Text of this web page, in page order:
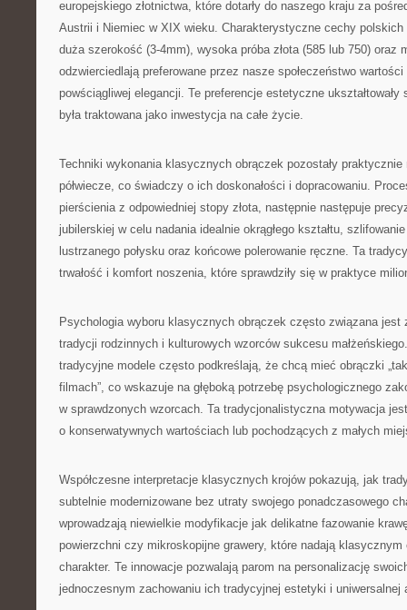
europejskiego złotnictwa, które dotarły do naszego kraju za
Austrii i Niemiec w XIX wieku. Charakterystyczne cechy
duża szerokość (3-4mm), wysoka próba złota (585 lub 750) oraz
odzwierciedlają preferowane przez nasze społeczeństwo
powściągliwej elegancji. Te preferencje estetyczne
była traktowana jako inwestycja na całe życie.
Techniki wykonania klasycznych obrączek pozostały
półwiecze, co świadczy o ich doskonałości i dopracowaniu.
pierścienia z odpowiedniej stopy złota, następnie następuje
jubilerskiej w celu nadania idealnie okrągłego kształtu,
lustrzanego połysku oraz końcowe polerowanie ręczne. Ta
trwałość i komfort noszenia, które sprawdziły się w praktyce
Psychologia wyboru klasycznych obrączek często związana jest
tradycji rodzinnych i kulturowych wzorców sukcesu
tradycyjne modele często podkreślają, że chcą mieć obrączki
filmach”, co wskazuje na głęboką potrzebę psychologicznego
w sprawdzonych wzorcach. Ta tradycjonalistyczna motywacja
o konserwatywnych wartościach lub pochodzących z małych
Współczesne interpretacje klasycznych krojów pokazują, jak
subtelnie modernizowane bez utraty swojego ponadczasowego
wprowadzają niewielkie modyfikacje jak delikatne fazowanie
powierzchni czy mikroskopijne grawery, które nadają
charakter. Te innowacje pozwalają parom na personalizację
jednoczesnym zachowaniu ich tradycyjnej estetyki i uniwersalnej